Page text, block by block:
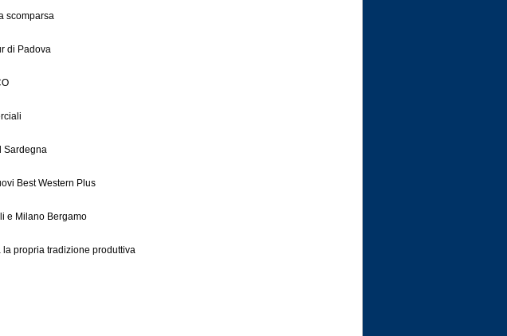
scomparsa
di Padova
Sardegna
Best Western Plus
e Milano Bergamo
la propria tradizione produttiva